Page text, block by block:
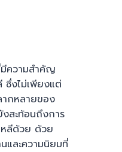
มีความสำคัญ
ซึ่งไม่เพียงแต่
ากหลายของ
สะท้อนถึงการ
ลีด้วย ด้วย
และความนิยมที่